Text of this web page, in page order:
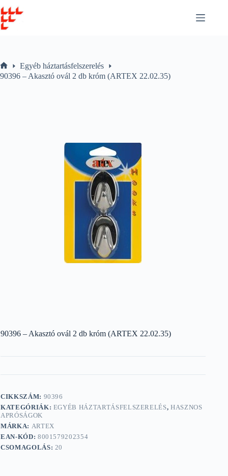
to
content
Home
Egyéb háztartásfelszerelés
90396 – Akasztó ovál 2 db króm (ARTEX 22.02.35)
90396 – Akasztó ovál 2 db króm (ARTEX 22.02.35)
CIKKSZÁM: 90396
KATEGÓRIÁK: EGYÉB HÁZTARTÁSFELSZERELÉS,HASZNOS
APRÓSÁGOK
MÁRKA: ARTEX
EAN-KÓD: 8001579202354
CSOMAGOLÁS: 20